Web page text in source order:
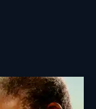
スアンヌ・スポーク
マックス・カッシュ